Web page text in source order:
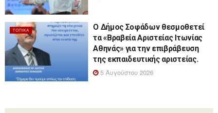
ΤΟΠΙΚΆ
Ο Δήμος Σοφάδων θεσμοθετεί
τα «Βραβεία Αριστείας Ιτωνίας
Αθηνάς» για την επιβράβευση
της εκπαιδευτικής αριστείας.
5 Αυγούστου 2026